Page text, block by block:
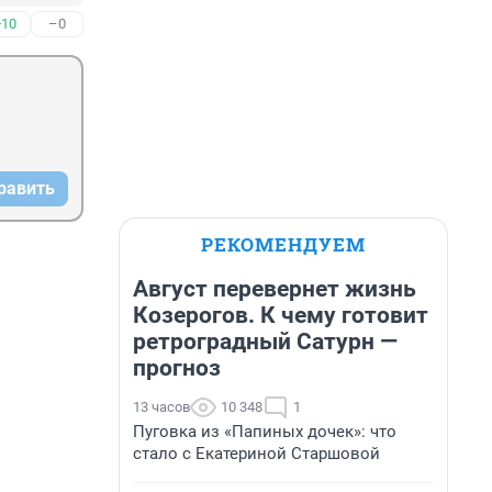
–0
РЕКОМЕНДУЕМ
Август перевернет жизнь
Козерогов. К чему готовит
ретроградный Сатурн —
прогноз
13 часов 10 348 1
Пуговка из «Папиных дочек»: что
стало с Екатериной Старшовой